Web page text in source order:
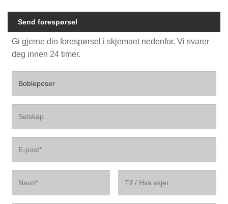
Send forespørsel
Gi gjerne din forespørsel i skjemaet nedenfor. Vi svarer
deg innen 24 timer.